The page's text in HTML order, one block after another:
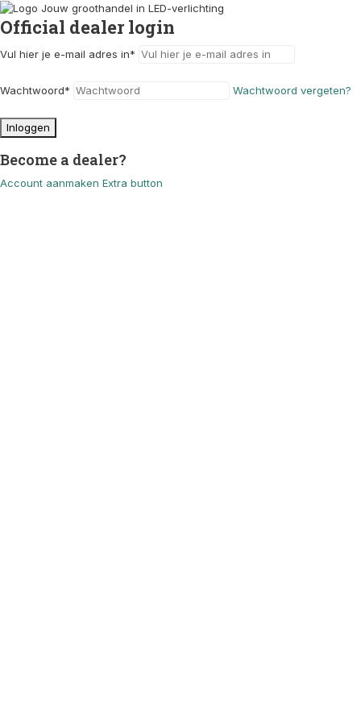
Official dealer login
Vul hier je e-mail adres in*
Wachtwoord* Wachtwoord vergeten?
Inloggen
Become a dealer?
Account aanmaken Extra button